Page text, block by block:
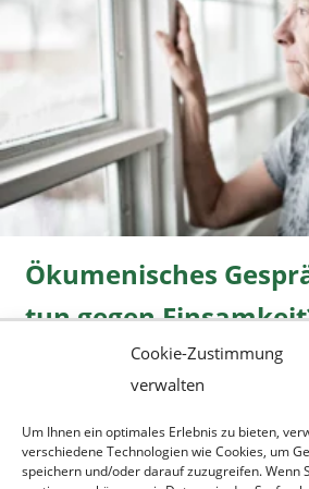
Cookie-Zustimmung
verwalten
Um Ihnen ein optimales Erlebnis zu bieten,
verschiedene Technologien wie Cookies, um
speichern und/oder darauf zuzugreifen. Wenn
Ökumenisches
tun gegen
» mehr...